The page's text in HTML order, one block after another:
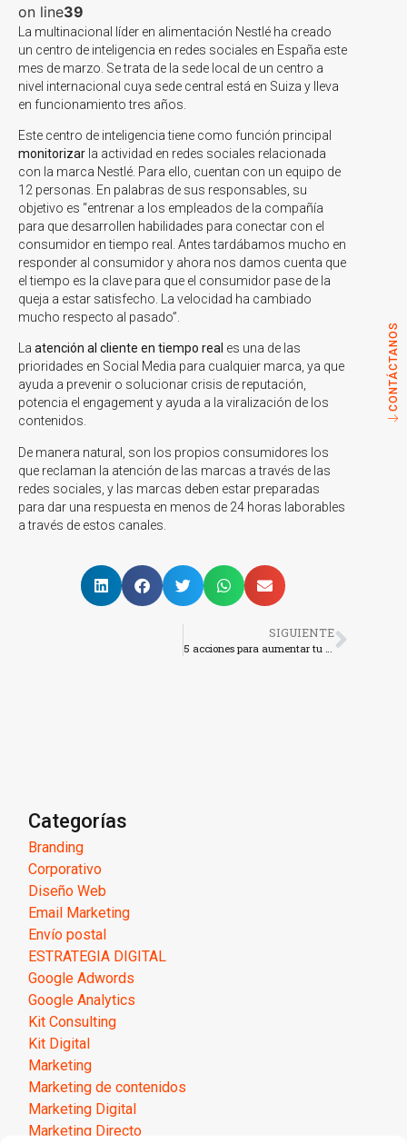
CONTÁCTANOS
on line39
La multinacional líder en alimentación Nestlé ha creado
un centro de inteligencia en redes sociales en España este
mes de marzo. Se trata de la sede local de un centro a
nivel internacional cuya sede central está en Suiza y lleva
en funcionamiento tres años.
Este centro de inteligencia tiene como función principal
monitorizar la actividad en redes sociales relacionada
con la marca Nestlé. Para ello, cuentan con un equipo de
12 personas. En palabras de sus responsables, su
objetivo es “entrenar a los empleados de la compañía
para que desarrollen habilidades para conectar con el
consumidor en tiempo real. Antes tardábamos mucho en
responder al consumidor y ahora nos damos cuenta que
el tiempo es la clave para que el consumidor pase de la
queja a estar satisfecho. La velocidad ha cambiado
mucho respecto al pasado”.
La atención al cliente en tiempo real es una de las
prioridades en Social Media para cualquier marca, ya que
ayuda a prevenir o solucionar crisis de reputación,
potencia el engagement y ayuda a la viralización de los
contenidos.
De manera natural, son los propios consumidores los
que reclaman la atención de las marcas a través de las
redes sociales, y las marcas deben estar preparadas
para dar una respuesta en menos de 24 horas laborables
a través de estos canales.
SIGUIENTE
5 acciones para aumentar tu alcance en Facebook
Categorías
Branding
Corporativo
Diseño Web
Email Marketing
Envío postal
ESTRATEGIA DIGITAL
Google Adwords
Google Analytics
Kit Consulting
Kit Digital
Marketing
Marketing de contenidos
Marketing Digital
Marketing Directo